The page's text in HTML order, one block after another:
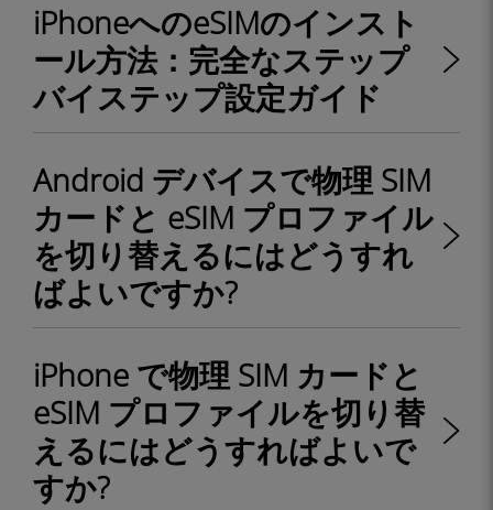
iPhoneへのeSIMのインスト
ール方法：完全なステップ
バイステップ設定ガイド
Android デバイスで物理 SIM
カードと eSIM プロファイル
を切り替えるにはどうすれ
ばよいですか?
iPhone で物理 SIM カードと
eSIM プロファイルを切り替
えるにはどうすればよいで
すか?